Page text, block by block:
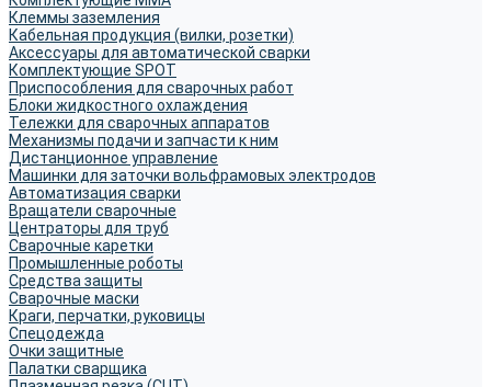
Клеммы заземления
Кабельная продукция (вилки, розетки)
Аксессуары для автоматической сварки
Комплектующие SPOT
Приспособления для сварочных работ
Блоки жидкостного охлаждения
Тележки для сварочных аппаратов
Механизмы подачи и запчасти к ним
Дистанционное управление
Машинки для заточки вольфрамовых электродов
Автоматизация сварки
Вращатели сварочные
Центраторы для труб
Сварочные каретки
Промышленные роботы
Средства защиты
Сварочные маски
Краги, перчатки, руковицы
Спецодежда
Очки защитные
Палатки сварщика